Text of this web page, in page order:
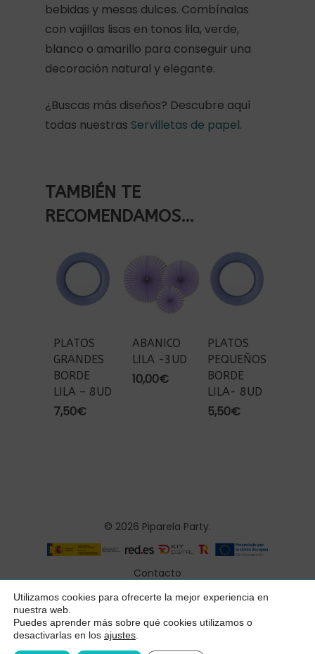
Subtotal: 0,00
Ver Carrito
bebidas y mesas dulces. Combínalas
con vajillas lisas en tonos lila, verde,
blanco o amarillo para conseguir una
decoración natural y elegante.
¿Buscas más diseños? Descubre aquí
todas nuestras Servilletas de papel.
TAMBIÉN TE
RECOMENDAMOS…
PLATOS
GRANDES
BORDE
LILA – 8UD
7,50€
ABANICO
LILA -3UD
10,00€
PLATOS
PEQUEÑOS
BORDE
LILA- 8UD
5,50€
© 2026 Piparela Party.
Contacto
Aviso legal
Política de privacidad
Condiciones generales
Utilizamos cookies para ofrecerte la mejor experiencia en
nuestra web.
Puedes aprender más sobre qué cookies utilizamos o
desactivarlas en los ajustes